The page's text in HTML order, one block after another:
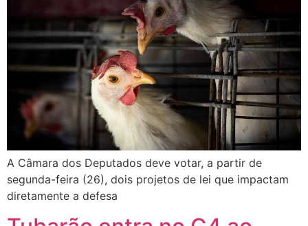
A Câmara dos Deputados deve votar, a partir de
segunda-feira (26), dois projetos de lei que impactam
diretamente a defesa